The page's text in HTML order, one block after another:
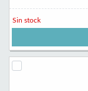
Sin stock